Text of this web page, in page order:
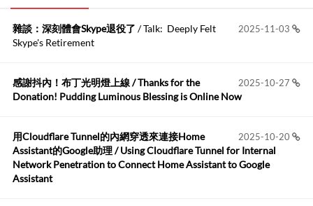
Anonymous:
https://github.com/t...
布丁布丁吃布丁:
我目前並沒有常駐的Google Home...
2026-05-15
Robertmycs:
這篇WinXP公用電腦安裝與優化的步驟超...
2025-11-03
雜談：深刻體會Skype退役了 / Talk: Deeply Felt
Skype's Retirement
2025-10-27
感謝抖內！布丁光明燈上線 / Thanks for the
Donation! Pudding Luminous Blessing is Online Now
2025-10-20
用Cloudflare Tunnel的內網穿透來連接Home
Assistant的Google助理 / Using Cloudflare Tunnel for Internal
Network Penetration to Connect Home Assistant to Google
Assistant